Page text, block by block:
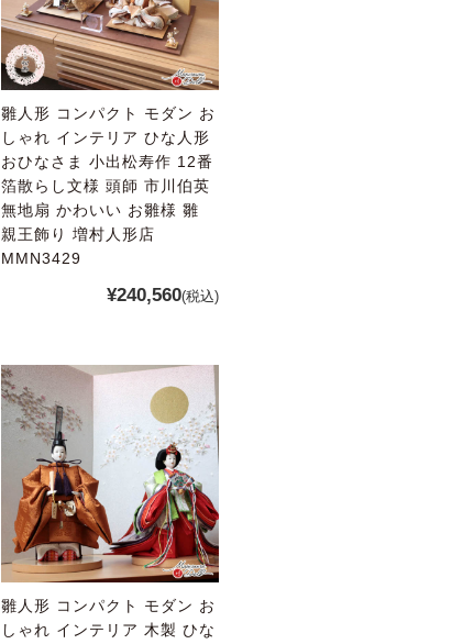
雛人形 コンパクト モダン お
しゃれ インテリア ひな人形
おひなさま 小出松寿作 12番
箔散らし文様 頭師 市川伯英
無地扇 かわいい お雛様 雛
親王飾り 増村人形店
MMN3429
¥240,560(税込)
雛人形 コンパクト モダン お
しゃれ インテリア 木製 ひな